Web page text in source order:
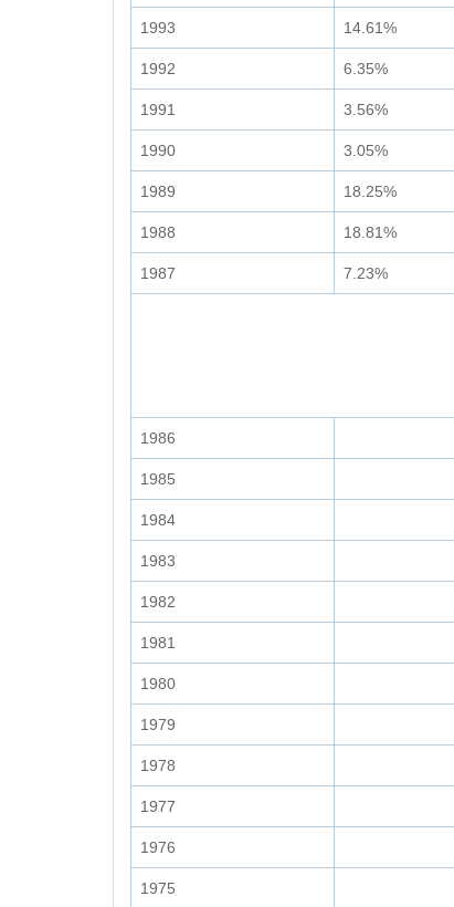
1993 14.61%
1992 6.35%
1991 3.56%
1990 3.05%
1989 18.25%
1988 18.81%
1987 7.23%
1986
1985
1984
1983
1982
1981
1980
1979
1978
1977
1976
1975